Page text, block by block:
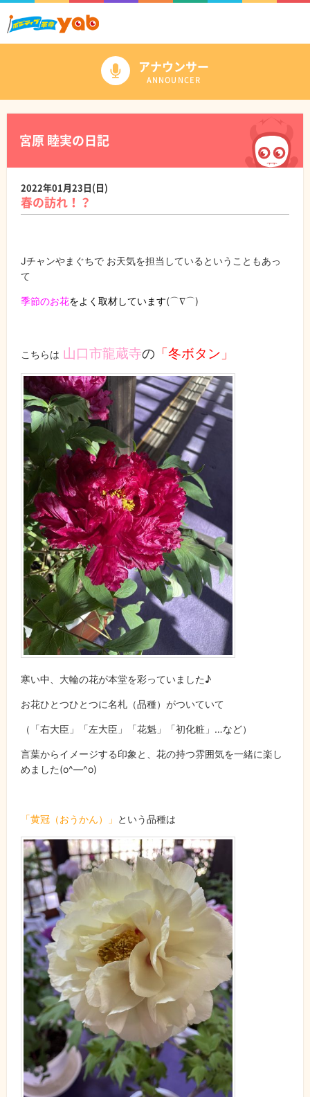
アナウンサー
ANNOUNCER
宮原 睦実の日記
2022年01月23日(日)
春の訪れ！？
Jチャンやまぐちで お天気を担当しているということもあっ
て
季節のお花をよく取材しています(⌒∇⌒)
こちらは 山口市龍蔵寺の 「冬ボタン」
寒い中、大輪の花が本堂を彩っていました♪
お花ひとつひとつに名札（品種）がついていて
（「右大臣」「左大臣」「花魁」「初化粧」…など）
言葉からイメージする印象と、花の持つ雰囲気を一緒に楽し
めました(o^―^o)
「黄冠（おうかん）」 という品種は